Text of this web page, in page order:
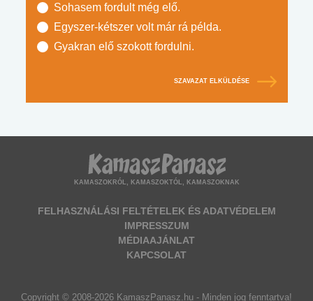
Sohasem fordult még elő.
Egyszer-kétszer volt már rá példa.
Gyakran elő szokott fordulni.
SZAVAZAT ELKÜLDÉSE
KAMASZOKRÓL, KAMASZOKTÓL, KAMASZOKNAK
FELHASZNÁLÁSI FELTÉTELEK ÉS ADATVÉDELEM
IMPRESSZUM
MÉDIAAJÁNLAT
KAPCSOLAT
Copyright © 2008-2026 KamaszPanasz.hu - Minden jog fenntartva!